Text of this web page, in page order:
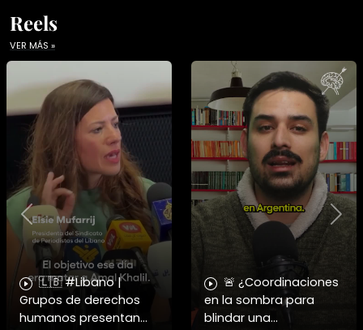
Reels
VER MÁS »
🇱🇧 #Libano |
Grupos de derechos
humanos presentan
🚨 ¿Coordinaciones
en la sombra para
blindar una
Previous